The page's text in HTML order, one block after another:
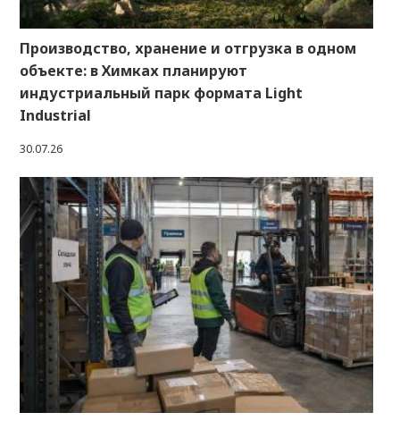
Производство, хранение и отгрузка в одном
объекте: в Химках планируют
индустриальный парк формата Light
Industrial
30.07.26